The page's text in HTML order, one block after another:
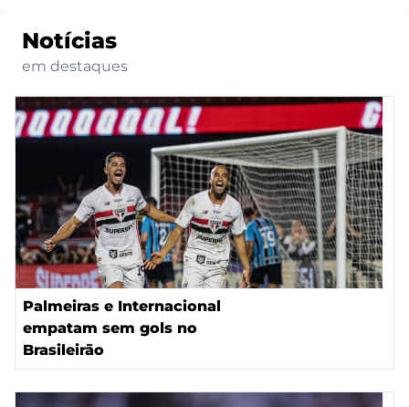
Notícias
em destaques
Palmeiras e Internacional
empatam sem gols no
Brasileirão